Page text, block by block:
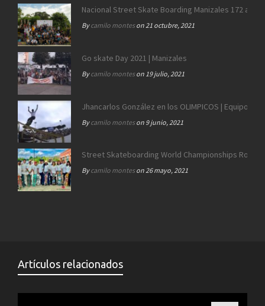
Nacional Street Skate Boarding Manizales 172 años
Bycamilo monteson 21 octubre, 2021
Go skate Day 2021 | Manizales
Bycamilo monteson 19 julio, 2021
Jhancarlos González en los OLIMPICOS | Equipo SB
Bycamilo monteson 9 junio, 2021
Street Skateboarding World Championships Roma
Bycamilo monteson 26 mayo, 2021
Artículos relacionados